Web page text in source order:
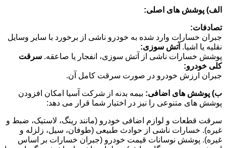
الف) پوشش های اصلی:
تصادفات:
جبران خسارات وارد شده به خودرو ناشی از برخورد با سایر وسایل
نقلیه یا اشیا. آتش سوزی:
پوشش خسارات ناشی از آتش سوزی، انفجار یا صاعقه. سرقت
کلی خودرو:
جبران ارزش خودرو در صورت سرقت کامل آن.
ب) پوشش های اضافی: بیمه بدنه از شرکت آسیا امکان افزودن
پوشش های متنوعی را نیز در اختیار شما قرار می دهد:
سرقت قطعات و لوازم اضافی خودرو (مانند رینگ، لاستیک، ضبط و
غیره). خسارات ناشی از حوادث طبیعی (طوفان، سیل، زلزله و
غیره). پوشش نوسانات قیمت خودرو (جبران خسارات بر اساس